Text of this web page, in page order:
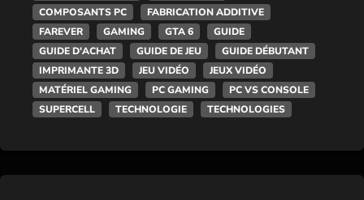
COMPOSANTS PC
FABRICATION ADDITIVE
FAREVER
GAMING GTA 6
GUIDE
GUIDE D'ACHAT
GUIDE DE JEU
GUIDE DÉBUTANT
IMPRIMANTE 3D
JEU VIDÉO
JEUX VIDÉO
MATÉRIEL GAMING
PC GAMING
PC VS CONSOLE
SUPERCELL
TECHNOLOGIE TECHNOLOGIES